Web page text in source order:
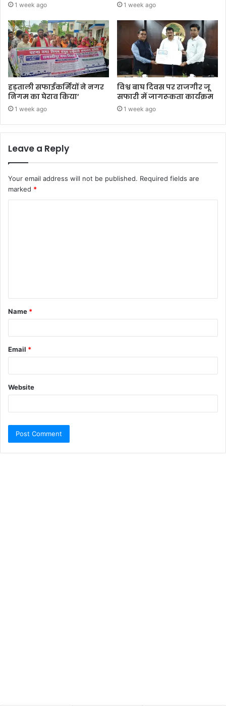
1 week ago 1 week ago
हड़ताली सफाईकर्मियों ने नगर
निगम का घेराव किया’
1 week ago
विश्व बाघ दिवस पर राजगीर जू
सफारी में जागरूकता कार्यक्रम
1 week ago
Leave a Reply
Your email address will not be published. Required fields are
marked *
Name *
Email *
Website